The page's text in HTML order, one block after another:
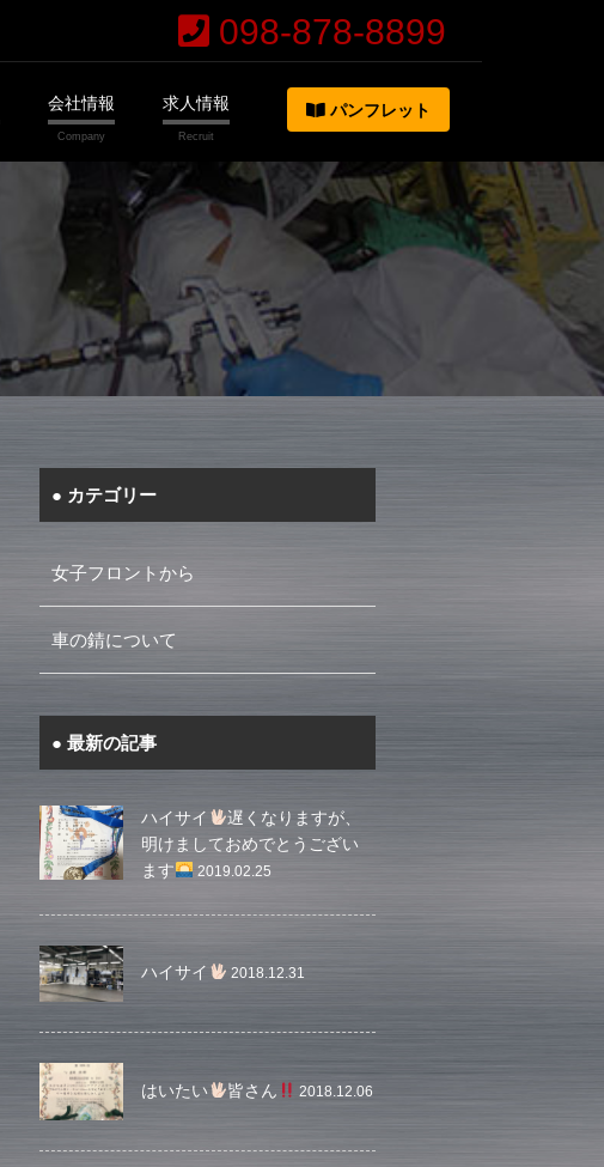
098-878-8899
会社情報 求人情報 パンフレット
カテゴリー
女子フロントから
車の錆について
最新の記事
ハイサイ
遅くなりますが、
明けましておめでとうござい
ます
2019.02.25
ハイサイ 2018.12.31
はいたい 皆さん 2018.12.06